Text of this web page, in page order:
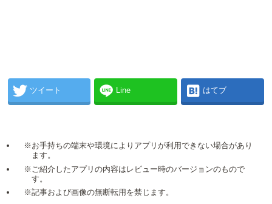
ツイート Line はてブ
※お手持ちの端末や環境によりアプリが利用できない場合があり
ます。
※ご紹介したアプリの内容はレビュー時のバージョンのもので
す。
※記事および画像の無断転用を禁じます。